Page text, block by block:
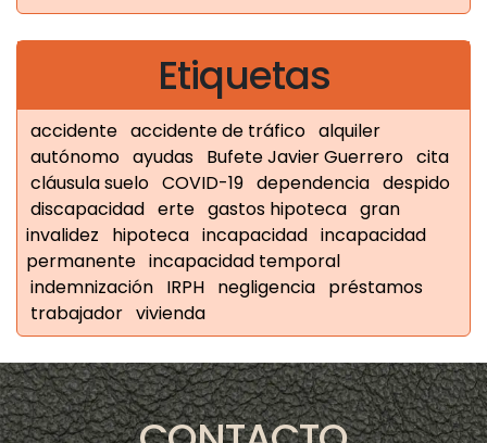
Etiquetas
accidente accidente de tráfico alquiler
autónomo ayudas Bufete Javier Guerrero cita
cláusula suelo COVID-19 dependencia despido
discapacidad erte gastos hipoteca gran
invalidez
hipoteca incapacidad incapacidad
permanente incapacidad temporal
indemnización IRPH negligencia préstamos
trabajador vivienda